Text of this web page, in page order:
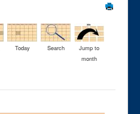
Today Search
Jump to
month